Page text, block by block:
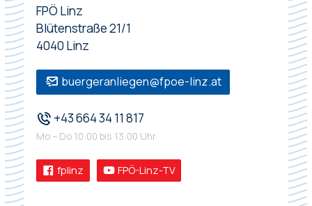
FPÖ Linz
Blütenstraße 21/1
4040 Linz
buergeranliegen@fpoe-linz.at
+43 664 34 11 817
Mo – Do 10:00 bis 13:00 Uhr
fplinz FPÖ-Linz-TV